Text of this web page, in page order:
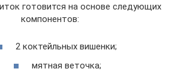
готовится на основе следующих
компонентов:
2 коктейльных вишенки;
мятная веточка;